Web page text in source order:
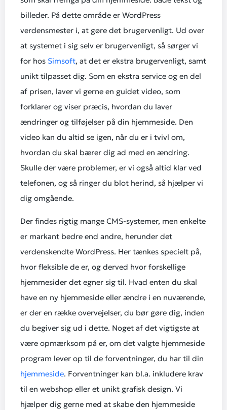
billeder. På dette område er WordPress
verdensmester i, at gøre det brugervenligt. Ud over
at systemet i sig selv er brugervenligt, så sørger vi
for hos Simsoft, at det er ekstra brugervenligt, samt
unikt tilpasset dig. Som en ekstra service og en del
af prisen, laver vi gerne en guidet video, som
forklarer og viser præcis, hvordan du laver
ændringer og tilføjelser på din hjemmeside. Den
video kan du altid se igen, når du er i tvivl om,
hvordan du skal bærer dig ad med en ændring.
Skulle der være problemer, er vi også altid klar ved
telefonen, og så ringer du blot herind, så hjælper vi
dig omgående.
Der findes rigtig mange CMS-systemer, men enkelte
er markant bedre end andre, herunder det
verdenskendte WordPress. Her tænkes specielt på,
hvor fleksible de er, og derved hvor forskellige
hjemmesider det egner sig til. Hvad enten du skal
have en ny hjemmeside eller ændre i en nuværende,
er der en række overvejelser, du bør gøre dig, inden
du begiver sig ud i dette. Noget af det vigtigste at
være opmærksom på er, om det valgte hjemmeside
program lever op til de forventninger, du har til din
hjemmeside. Forventninger kan bl.a. inkludere krav
til en webshop eller et unikt grafisk design. Vi
hjælper dig gerne med at skabe den hjemmeside